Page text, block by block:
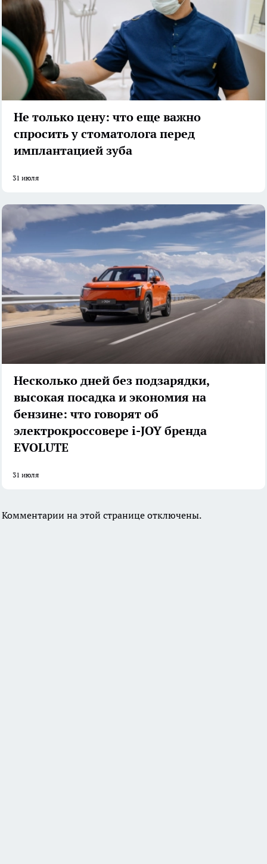
Не только цену: что еще важно
спросить у стоматолога перед
имплантацией зуба
31 июля
Несколько дней без подзарядки,
высокая посадка и экономия на
бензине: что говорят об
электрокроссовере i-JOY бренда
EVOLUTE
31 июля
Комментарии на этой странице отключены.